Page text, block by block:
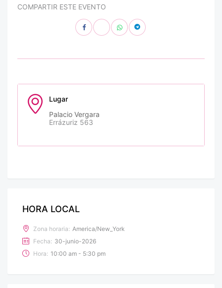
COMPARTIR ESTE EVENTO
Lugar
Palacio Vergara
Errázuriz 563
HORA LOCAL
Zona horaria: America/New_York
Fecha: 30-junio-2026
Hora: 10:00 am - 5:30 pm